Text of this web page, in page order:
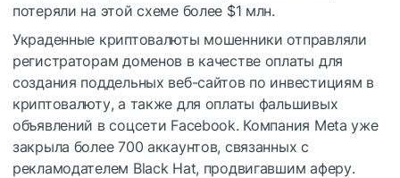
потеряли на этой схеме более $1 млн.
Украденные криптовалюты мошенники отправляли ​​
регистраторам доменов в качестве оплаты для
создания поддельных веб-сайтов по инвестициям в
криптовалюту, а также для оплаты фальшивых
объявлений в соцсети Facebook. Компания Meta уже
закрыла более 700 аккаунтов, связанных с
рекламодателем Black Hat, продвигавшим аферу.